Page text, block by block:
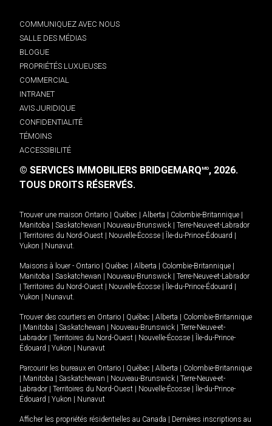
COMMUNIQUEZ AVEC NOUS
SALLE DES MÉDIAS
BLOGUE
PROPRIÉTÉS LUXUEUSES
COMMERCIAL
INTRANET
AVIS JURIDIQUE
CONFIDENTIALITÉ
TÉMOINS
ACCESSIBILITÉ
© SERVICES IMMOBILIERS BRIDGEMARQMD, 2026.
TOUS DROITS RÉSERVÉS.
Trouver une maison Ontario Québec Alberta Colombie-Britannique
Manitoba
Saskatchewan Nouveau-Brunswick
Terre-Neuve-et-Labrador
Territoires du Nord-Ouest Nouvelle-Écosse Île-du-Prince-Édouard
Yukon
Nunavut.
Maisons à louer - Ontario Québec Alberta Colombie-Britannique
Manitoba
Saskatchewan Nouveau-Brunswick
Terre-Neuve-et-Labrador
Territoires du Nord-Ouest Nouvelle-Écosse Île-du-Prince-Édouard
Yukon
Nunavut.
Trouver des courtiers en Ontario Québec Alberta
Colombie-Britannique
Manitoba Saskatchewan Nouveau-Brunswick
Terre-Neuve-et-
Labrador
Territoires du Nord-Ouest Nouvelle-Écosse
Île-du-Prince-
Édouard
Yukon Nunavut
Parcourir les bureaux en Ontario Québec Alberta
Colombie-Britannique
Manitoba Saskatchewan Nouveau-Brunswick
Terre-Neuve-et-
Labrador
Territoires du Nord-Ouest Nouvelle-Écosse
Île-du-Prince-
Édouard
Yukon Nunavut
Afficher les propriétés résidentielles au Canada
Dernières inscriptions au